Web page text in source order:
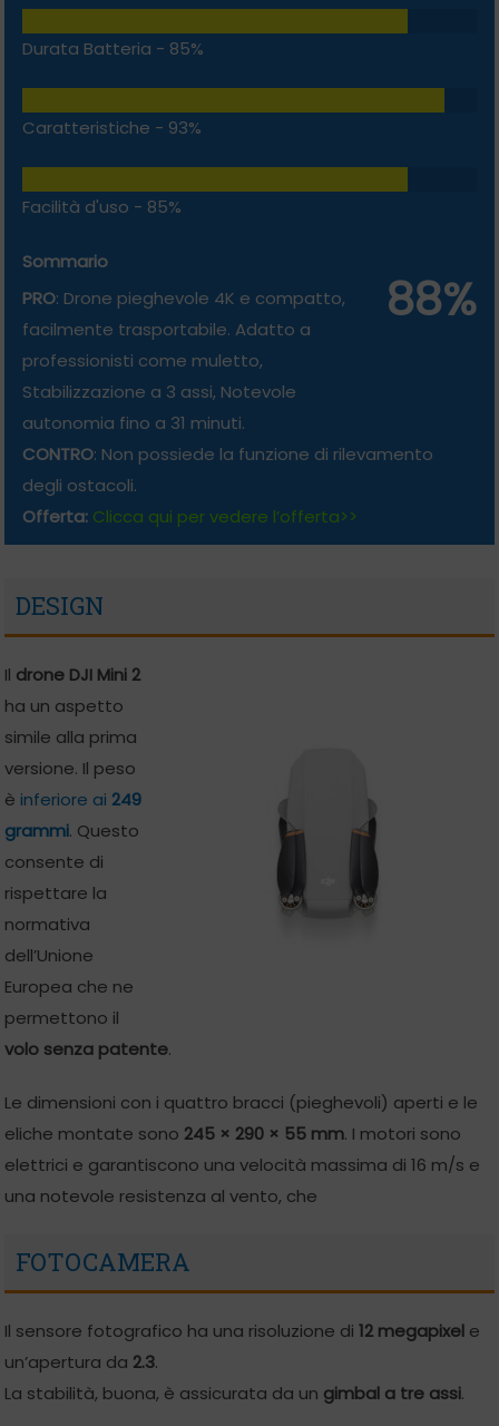
Durata Batteria - 85%
Caratteristiche - 93%
Facilità d'uso - 85%
88%
Sommario
PRO: Drone pieghevole 4K e compatto,
facilmente trasportabile. Adatto a
professionisti come muletto,
Stabilizzazione a 3 assi, Notevole
autonomia fino a 31 minuti.
CONTRO: Non possiede la funzione di rilevamento
degli ostacoli.
Offerta: Clicca qui per vedere l’offerta>>
DESIGN
Il drone DJI Mini 2
ha un aspetto
simile alla prima
versione. Il peso
è inferiore ai 249
grammi. Questo
consente di
rispettare la
normativa
dell’Unione
Europea che ne
permettono il
volo senza patente.
Le dimensioni con i quattro bracci (pieghevoli) aperti e le
eliche montate sono 245 × 290 × 55 mm. I motori sono
elettrici e garantiscono una velocità massima di 16 m/s e
una notevole resistenza al vento, che
FOTOCAMERA
Il sensore fotografico ha una risoluzione di12 megapixel e
un’apertura da 2.3.
La stabilità, buona, è assicurata da un gimbal a tre assi.